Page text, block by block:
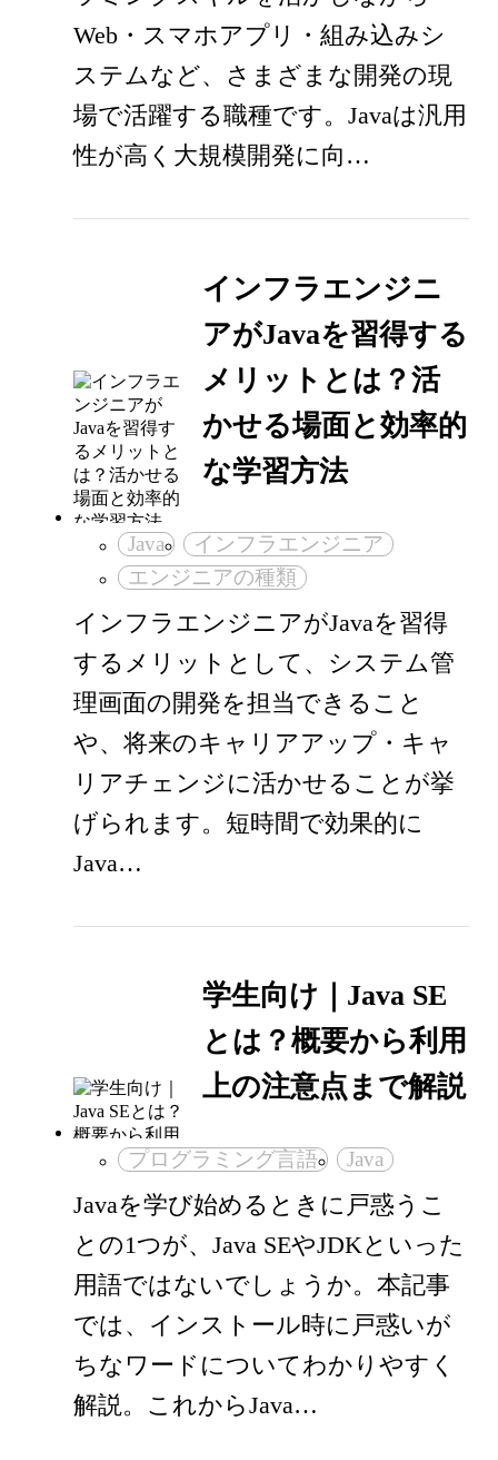
Web・スマホアプリ・組み込みシ
ステムなど、さまざまな開発の現
場で活躍する職種です。Javaは汎用
性が高く大規模開発に向…
インフラエンジニ
アがJavaを習得する
メリットとは？活
かせる場面と効率的
な学習方法
Java
インフラエンジニア
エンジニアの種類
インフラエンジニアがJavaを習得
するメリットとして、システム管
理画面の開発を担当できること
や、将来のキャリアアップ・キャ
リアチェンジに活かせることが挙
げられます。短時間で効果的に
Java…
学生向け｜Java SE
とは？概要から利用
上の注意点まで解説
プログラミング言語 Java
Javaを学び始めるときに戸惑うこ
との1つが、Java SEやJDKといった
用語ではないでしょうか。本記事
では、インストール時に戸惑いが
ちなワードについてわかりやすく
解説。これからJava…